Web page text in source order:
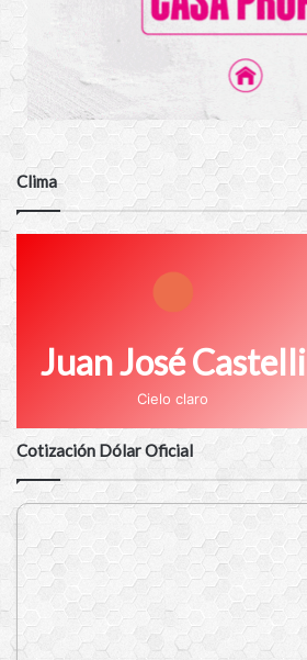
Clima
Juan José Castelli
Cielo claro
Cotización Dólar Oficial